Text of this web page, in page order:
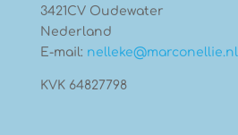
3421CV Oudewater
Nederland
E-mail: nelleke@marconellie.nl
KVK 64827798